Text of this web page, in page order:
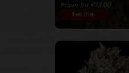
Priser fra €13.00
Les mer